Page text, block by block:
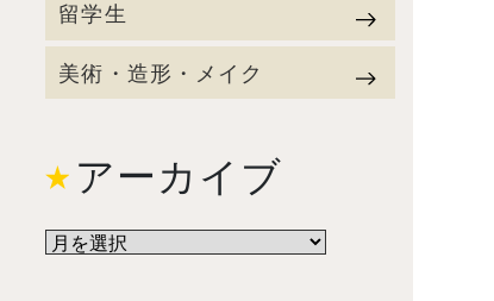
留学生
美術・造形・メイク
アーカイブ